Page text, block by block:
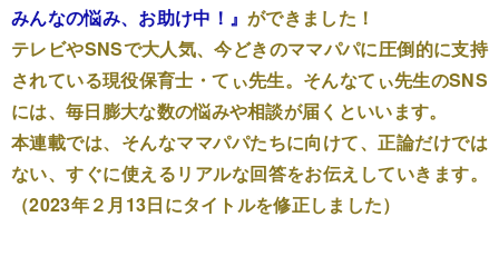
みんなの悩み、お助け中！』ができました！
テレビやSNSで大人気、今どきのママパパに圧倒的に支持
されている現役保育士・てぃ先生。そんなてぃ先生のSNS
には、毎日膨大な数の悩みや相談が届くといいます。
本連載では、そんなママパパたちに向けて、正論だけでは
ない、すぐに使えるリアルな回答をお伝えしていきます。
（2023年２月13日にタイトルを修正しました）